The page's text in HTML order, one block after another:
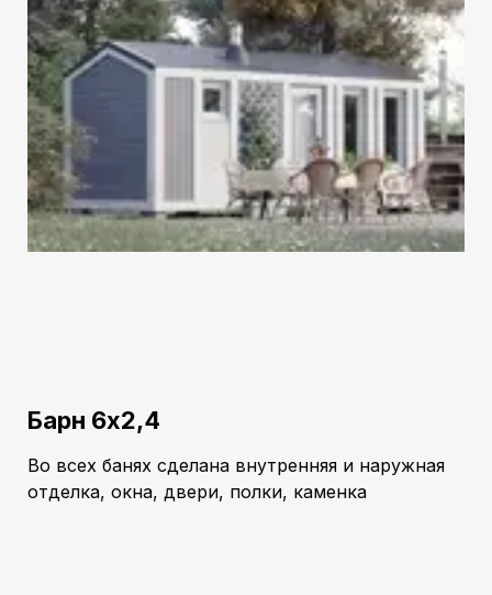
Барн 6х2,4
Во всех банях сделана внутренняя и наружная
отделка, окна, двери, полки, каменка